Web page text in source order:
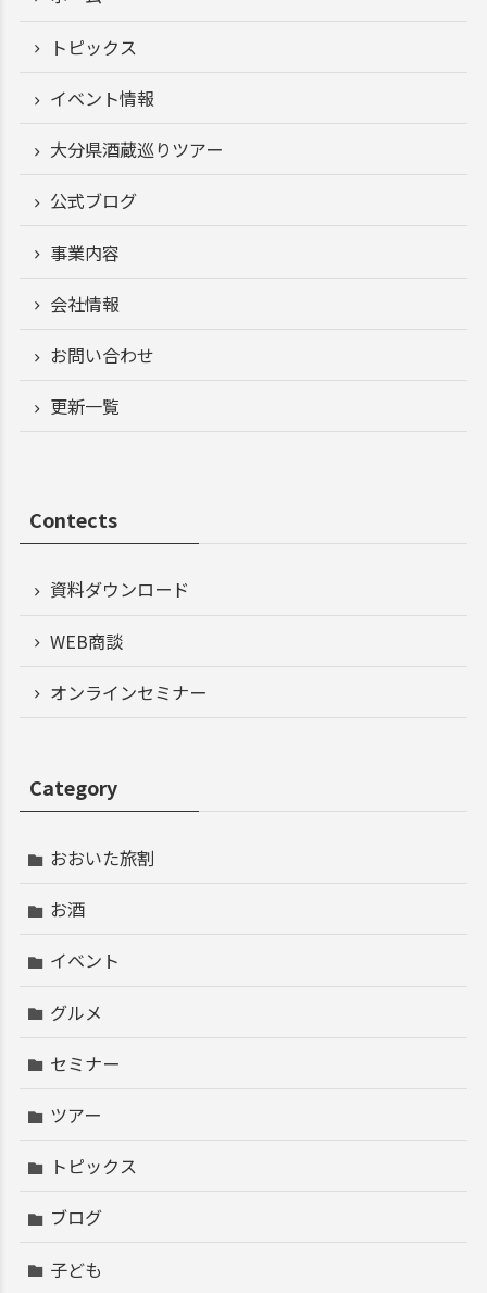
トピックス
イベント情報
大分県酒蔵巡りツアー
公式ブログ
事業内容
会社情報
お問い合わせ
更新一覧
Contects
資料ダウンロード
WEB商談
オンラインセミナー
Category
おおいた旅割
お酒
イベント
グルメ
セミナー
ツアー
トピックス
ブログ
子ども